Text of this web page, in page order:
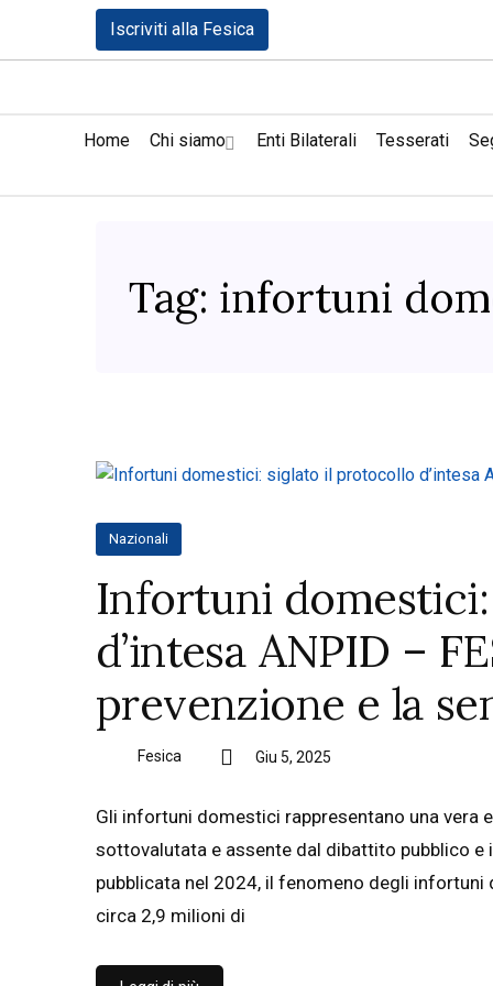
Iscriviti alla Fesica
Home Chi siamo Enti Bilaterali Tesserati
Tag: infortuni
Nazionali
Infortuni
d’intesa ANPID –
prevenzione e la
Fesica Giu 5, 2025
Gli infortuni domestici rappresentano una vera
sottovalutata e assente dal dibattito pubblico e
pubblicata nel 2024, il fenomeno degli
circa 2,9 milioni di